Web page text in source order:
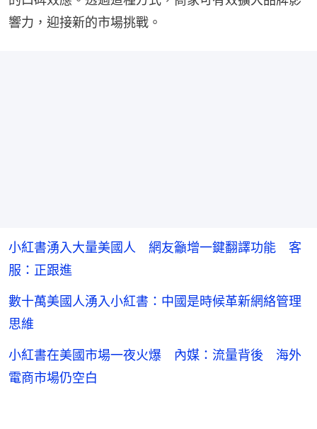
響力，迎接新的市場挑戰。
小紅書湧入大量美國人 網友籲增一鍵翻譯功能 客
服：正跟進
數十萬美國人湧入小紅書：中國是時候革新網絡管理
思維
小紅書在美國市場一夜火爆 內媒：流量背後 海外
電商市場仍空白